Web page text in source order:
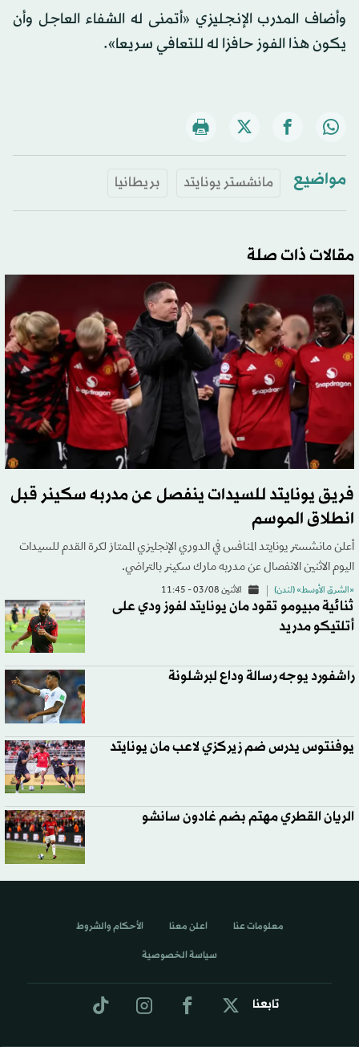
وأضاف المدرب الإنجليزي «أتمنى له الشفاء العاجل وأن
يكون هذا الفوز حافزا له للتعافي سريعا».
مواضيع مانشستر يونايتد بريطانيا
مقالات ذات صلة
فريق يونايتد للسيدات ينفصل عن مدربه سكينر قبل
انطلاق الموسم
أعلن مانشستر يونايتد المنافس في الدوري الإنجليزي الممتاز لكرة القدم للسيدات
اليوم الاثنين الانفصال عن مدربه مارك سكينر بالتراضي.
«الشرق الأوسط» (لندن) الاثنين 03/08 - 11:45
ثنائية مبيومو تقود مان يونايتد لفوز ودي على
أتلتيكو مدريد
راشفورد يوجه رسالة وداع لبرشلونة
يوفنتوس يدرس ضم زيركزي لاعب مان يونايتد
الريان القطري مهتم بضم غادون سانشو
تابعنا
معلومات عنا اعلن معنا الأحكام والشروط
سياسة الخصوصية